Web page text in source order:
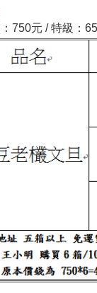
：750元 / 特級 ：